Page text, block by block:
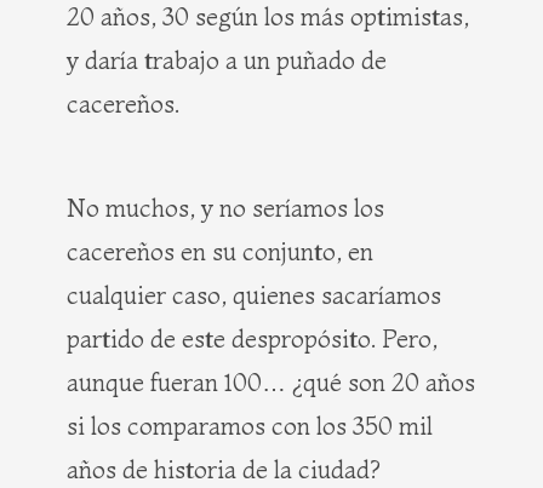
20 años, 30 según los más optimistas,
y daría trabajo a un puñado de
cacereños.
No muchos, y no seríamos los
cacereños en su conjunto, en
cualquier caso, quienes sacaríamos
partido de este despropósito. Pero,
aunque fueran 100… ¿qué son 20 años
si los comparamos con los 350 mil
años de historia de la ciudad?